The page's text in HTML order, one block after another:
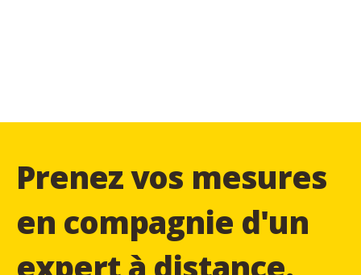
Prenez vos mesures
en compagnie d'un